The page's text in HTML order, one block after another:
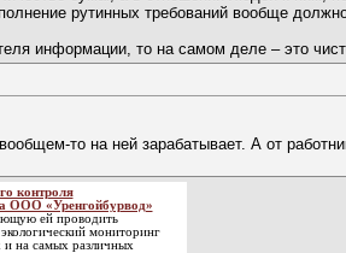
рутинных требований вообще
информации, то на самом деле – это
то на ней зарабатывает. А от
контроля
ООО «Уренгойбурвод»
ей проводить
мониторинг
и на самых различных